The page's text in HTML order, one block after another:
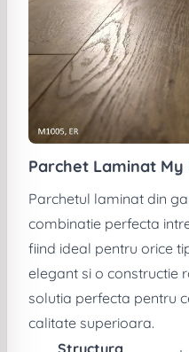
Parchet Laminat My
Parchetul laminat din
combinatie perfecta
fiind ideal pentru orice
elegant si o constructie
solutia perfecta pentru
calitate superioara.
Structura